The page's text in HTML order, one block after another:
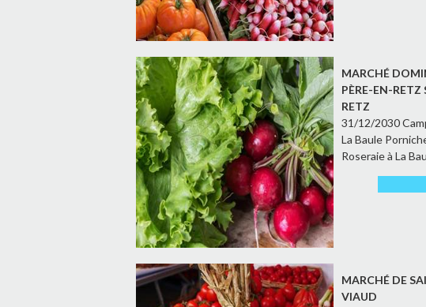
MARCHÉ
PÈRE-EN-RETZ
RETZ
31/12/2030
La Baule
Roseraie à La
MARCHÉ DE
VIAUD